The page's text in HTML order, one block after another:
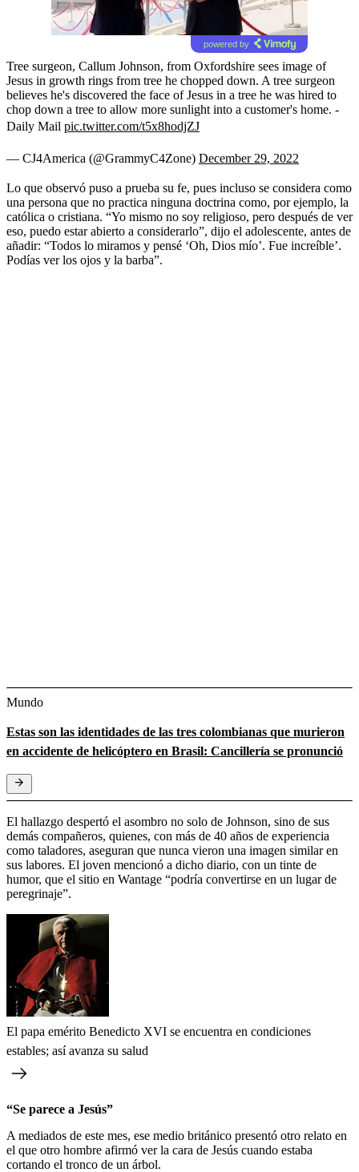
powered by
Tree surgeon, Callum Johnson, from Oxfordshire sees image of
Jesus in growth rings from tree he chopped down. A tree surgeon
believes he's discovered the face of Jesus in a tree he was hired to
chop down a tree to allow more sunlight into a customer's home. -
Daily Mail pic.twitter.com/t5x8hodjZJ
— CJ4America (@GrammyC4Zone) December 29, 2022
Lo que observó puso a prueba su fe, pues incluso se considera como
una persona que no practica ninguna doctrina como, por ejemplo, la
católica o cristiana. “Yo mismo no soy religioso, pero después de ver
eso, puedo estar abierto a considerarlo”, dijo el adolescente, antes de
añadir: “Todos lo miramos y pensé ‘Oh, Dios mío’. Fue increíble’.
Podías ver los ojos y la barba”.
Mundo
Estas son las identidades de las tres colombianas que murieron
en accidente de helicóptero en Brasil: Cancillería se pronunció
El hallazgo despertó el asombro no solo de Johnson, sino de sus
demás compañeros, quienes, con más de 40 años de experiencia
como taladores, aseguran que nunca vieron una imagen similar en
sus labores. El joven mencionó a dicho diario, con un tinte de
humor, que el sitio en Wantage “podría convertirse en un lugar de
peregrinaje”.
El papa emérito Benedicto XVI se encuentra en condiciones
estables; así avanza su salud
“Se parece a Jesús”
A mediados de este mes, ese medio británico presentó otro relato en
el que otro hombre afirmó ver la cara de Jesús cuando estaba
cortando el tronco de un árbol.